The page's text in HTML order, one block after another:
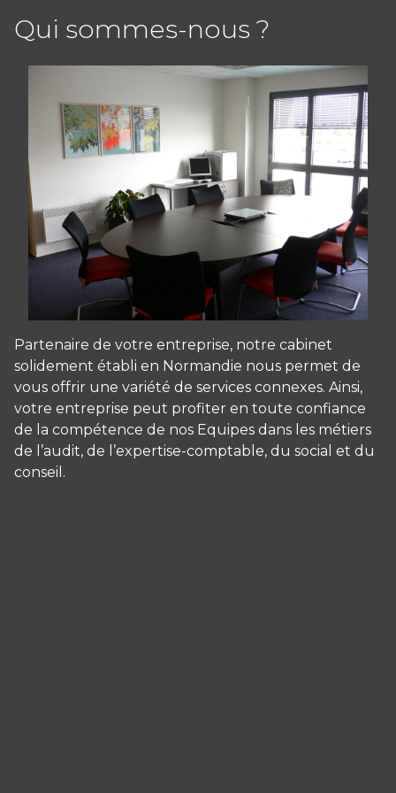
Qui sommes-nous ?
Partenaire de votre entreprise, notre cabinet
solidement établi en Normandie nous permet de
vous offrir une variété de services connexes. Ainsi,
votre entreprise peut profiter en toute confiance
de la compétence de nos Equipes dans les métiers
de l’audit, de l’expertise-comptable, du social et du
conseil.